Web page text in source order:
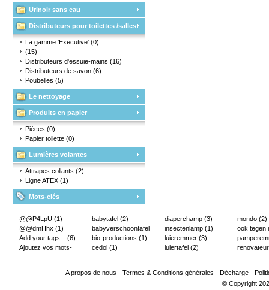
Urinoir sans eau
Distributeurs pour toilettes /salles
d'eauLa gamme 'Executive' (0)
(15)
Distributeurs d'essuie-mains (16)
Distributeurs de savon (6)
Poubelles (5)
Le nettoyage
Produits en papier
Pièces (0)
Papier toilette (0)
Lumières volantes
Attrapes collants (2)
Ligne ATEX (1)
Mots-clés
@@P4LpU (1)
@@dmHhx (1)
Add your tags... (6)
Ajoutez vos mots-
babytafel (2)
babyverschoontafel
(2)
bio-productions (1)
cedol (1)
diaperchamp (3)
insectenlamp (1)
luieremmer (3)
luiertafel (2)
mondo (2)
ook tegen
A propos de nous - Termes & Conditions générales - Décharge -
© Copyright